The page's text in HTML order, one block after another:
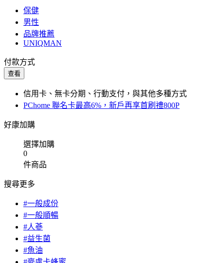
保健
男性
品牌推薦
UNIQMAN
付款方式
查看
信用卡、無卡分期、行動支付，與其他多種方式
PChome 聯名卡最高6%，新戶再享首刷禮800P
好康加購
選擇加購
0
件商品
搜尋更多
#一般成份
#一般順暢
#人蔘
#益生菌
#魚油